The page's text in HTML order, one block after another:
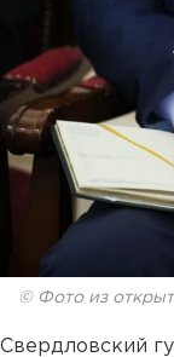
© Фото из
Свердловский